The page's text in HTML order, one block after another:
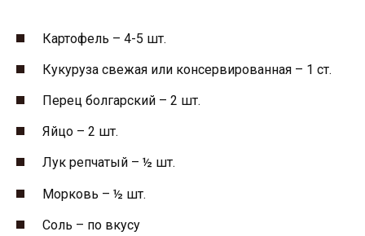
Картофель – 4-5 шт.
Кукуруза свежая или консервированная – 1 ст.
Перец болгарский – 2 шт.
Яйцо – 2 шт.
Лук репчатый – ½ шт.
Морковь – ½ шт.
Соль – по вкусу